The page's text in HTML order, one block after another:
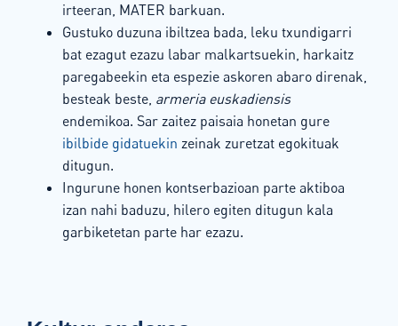
irteeran, MATER barkuan.
Gustuko duzuna ibiltzea bada, leku txundigarri
bat ezagut ezazu labar malkartsuekin, harkaitz
paregabeekin eta espezie askoren abaro direnak,
besteak beste, armeria euskadiensis
endemikoa. Sar zaitez paisaia honetan gure
ibilbide gidatuekin zeinak zuretzat egokituak
ditugun.
Ingurune honen kontserbazioan parte aktiboa
izan nahi baduzu, hilero egiten ditugun kala
garbiketetan parte har ezazu.